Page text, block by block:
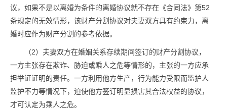
议，如果不是以离婚为条件的离婚协议就不存在《合同法》第52
条规定的无效情形，该财产分割协议对夫妻双方具有约束力，离
婚时应作为财产分割的参考依据。
（2）夫妻双方在婚姻关系存续期间签订的财产分割协议，
一方主张存在欺诈、胁迫或乘人之危等情形的，主张的一方应承
担举证证明的责任。一方利用他方生产，行为能力受限而监护人
监护不力等情况下，迫使他方签订明显损害其合法权益的协议，
才可认定为乘人之危。